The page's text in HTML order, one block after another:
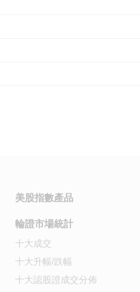
美股指數產品
輪證市場統計
十大成交
十大升幅/跌幅
十大認股證成交分佈